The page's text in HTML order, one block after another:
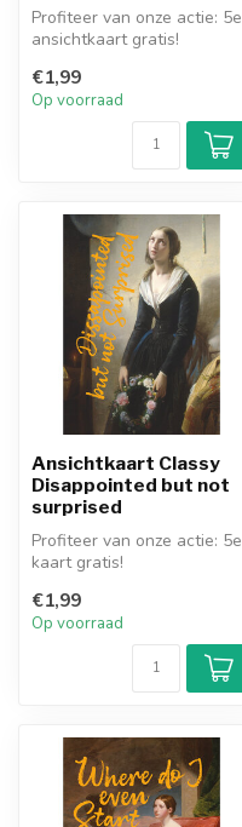
Profiteer van onze actie: 5e
ansichtkaart gratis!
€1,99
Op voorraad
Ansichtkaart Classy
Disappointed but not
surprised
Profiteer van onze actie: 5e
kaart gratis!
€1,99
Op voorraad